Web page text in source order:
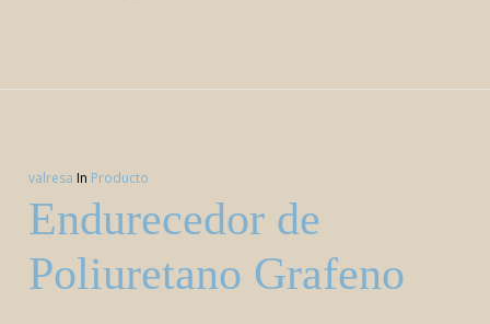
valresa In Producto
Endurecedor de
Poliuretano Grafeno